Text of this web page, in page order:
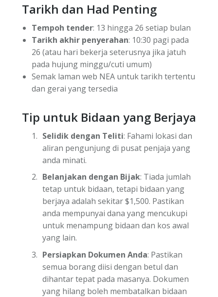
Tarikh dan Had Penting
Tempoh tender: 13 hingga 26 setiap bulan
Tarikh akhir penyerahan: 10:30 pagi pada
26 (atau hari bekerja seterusnya jika jatuh
pada hujung minggu/cuti umum)
Semak laman web NEA untuk tarikh tertentu
dan gerai yang tersedia
Tip untuk Bidaan yang Berjaya
Selidik dengan Teliti: Fahami lokasi dan
aliran pengunjung di pusat penjaja yang
anda minati.
Belanjakan dengan Bijak: Tiada jumlah
tetap untuk bidaan, tetapi bidaan yang
berjaya adalah sekitar $1,500. Pastikan
anda mempunyai dana yang mencukupi
untuk menampung bidaan dan kos awal
yang lain.
Persiapkan Dokumen Anda: Pastikan
semua borang diisi dengan betul dan
dihantar tepat pada masanya. Dokumen
yang hilang boleh membatalkan bidaan